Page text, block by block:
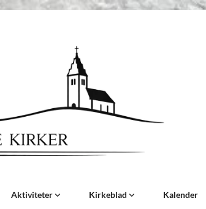
Aktiviteter Kirkeblad Kalender